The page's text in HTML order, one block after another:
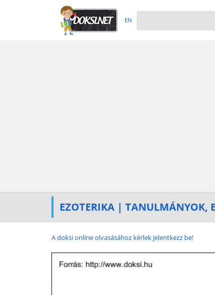
EN
EZOTERIKA | TANULMÁNYOK,
A doksi online olvasásához kérlek jelentkezz be!